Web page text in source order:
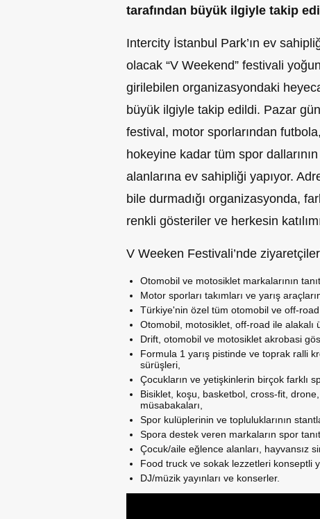
tarafından büyük ilgiyle takip
Intercity İstanbul Park’ın ev
olacak “V Weekend” festivali
girilebilen organizasyondaki
büyük ilgiyle takip edildi. Pazar
festival, motor sporlarından
hokeyine kadar tüm spor
alanlarına ev sahipliği yapıyor.
bile durmadığı organizasyonda,
renkli gösteriler ve herkesin
V Weeken Festivali’nde
Otomobil ve motosiklet markalarının
Motor sporları takımları ve yarış
Türkiye'nin özel tüm otomobil ve off-road
Otomobil, motosiklet, off-road ile alakalı
Drift, otomobil ve motosiklet akrobasi
Formula 1 yarış pistinde ve toprak ralli
sürüşleri,
Çocukların ve yetişkinlerin birçok farklı
Bisiklet, koşu, basketbol, cross-fit,
müsabakaları,
Spor kulüplerinin ve topluluklarının
Spora destek veren markaların spor
Çocuk/aile eğlence alanları, hayvansız
Food truck ve sokak lezzetleri konseptli
DJ/müzik yayınları ve konserler.